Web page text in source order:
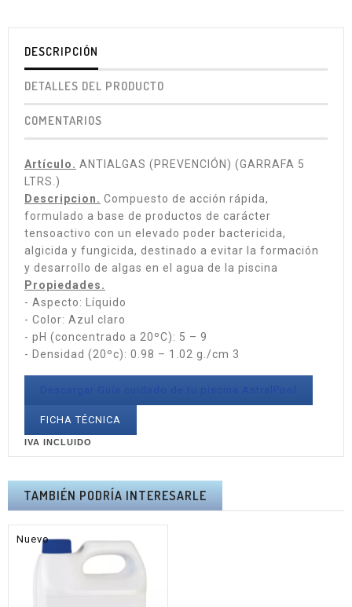
DESCRIPCIÓN
DETALLES DEL PRODUCTO
COMENTARIOS
Artículo. ANTIALGAS (PREVENCIÓN) (GARRAFA 5
LTRS.)
Descripcion. Compuesto de acción rápida,
formulado a base de productos de carácter
tensoactivo con un elevado poder bactericida,
algicida y fungicida, destinado a evitar la formación
y desarrollo de algas en el agua de la piscina
Propiedades.
- Aspecto: Líquido
- Color: Azul claro
- pH (concentrado a 20ºC): 5 – 9
- Densidad (20ºc): 0.98 – 1.02 g./cm 3
FICHA TÉCNICA
IVA INCLUIDO
TAMBIÉN PODRÍA INTERESARLE
Nuevo